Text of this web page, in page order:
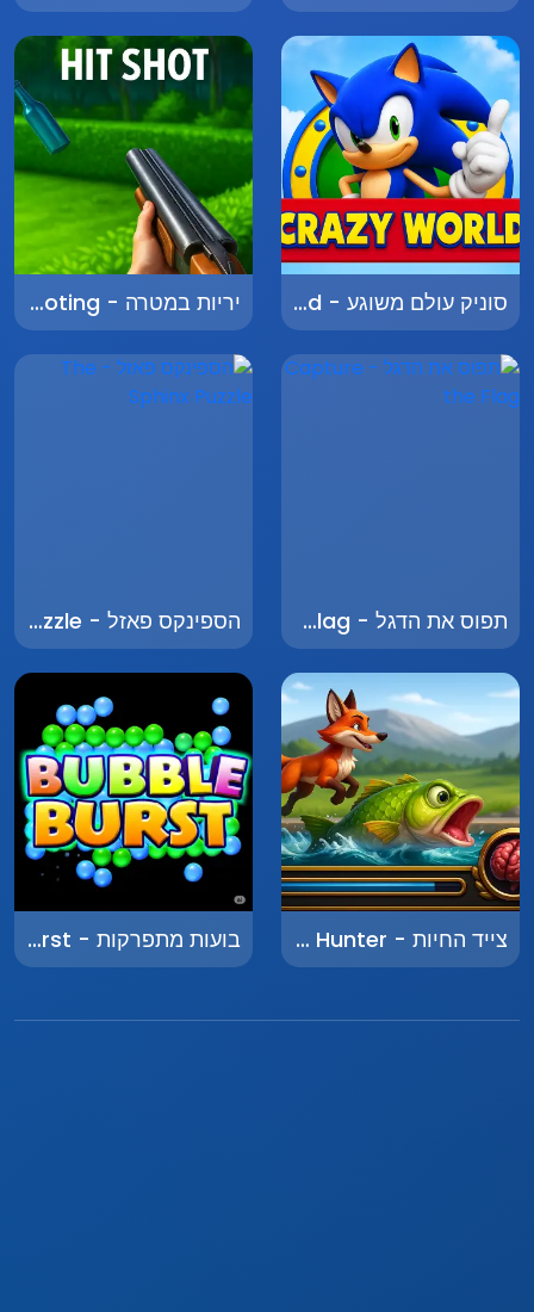
סוניק עולם משוגע - Sonic Crazy World יריות במטרה - Target Shooting
תפוס את הדגל - Capture the Flag הספינקס פאזל - The Sphinx Puzzle
צייד החיות - Animal Hunter בועות מתפרקות - Bubble Burst